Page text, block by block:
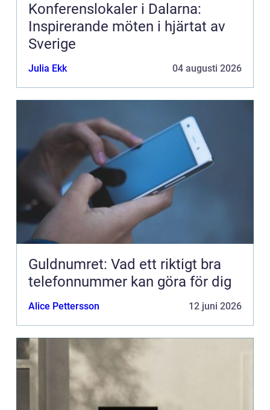
Konferenslokaler i Dalarna:
Inspirerande möten i hjärtat av
Sverige
Julia Ekk 04 augusti 2026
Guldnumret: Vad ett riktigt bra
telefonnummer kan göra för dig
Alice Pettersson 12 juni 2026